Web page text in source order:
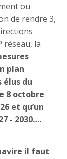
ou
de rendre 3,
réseau, la
plan
élus du
8 octobre
et qu’un
- 2030….
il faut